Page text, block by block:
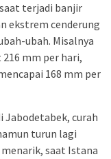
terjadi banjir
ekstrem cenderung
ubah. Misalnya
mm per hari,
168 mm per
Jabodetabek, curah
turun lagi
menarik, saat Istana